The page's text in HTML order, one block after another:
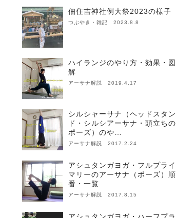
佃住吉神社例大祭2023の様子
つぶやき・雑記 2023.8.8
ハイランジのやり方・効果・図
解
アーサナ解説 2019.4.17
シルシャーサナ（ヘッドスタン
ド・シルシアーサナ・頭立ちの
ポーズ）のや…
アーサナ解説 2017.2.24
アシュタンガヨガ・フルプライ
マリーのアーサナ（ポーズ）順
番・一覧
アーサナ解説 2017.8.15